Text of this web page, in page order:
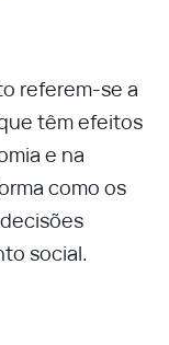
referem-se a
têm efeitos
e na
como os
social.